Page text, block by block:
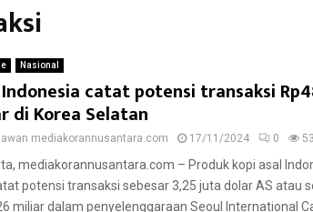
Nasional
catat potensi transaksi
di Korea Selatan
mediakorannusantara.com 17/11/2024 0
mediakorannusantara.com – Produk kopi asal
potensi transaksi sebesar 3,25 juta dolar AS atau
miliar dalam penyelenggaraan Seoul International